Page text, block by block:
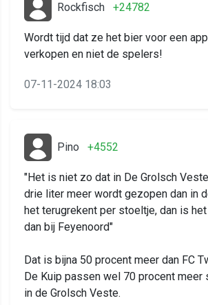
Rockfisch +24782
Wordt tijd dat ze het bier voor een
verkopen en niet de spelers!
07-11-2024 18:03
Pino +4552
"Het is niet zo dat in De Grolsch
drie liter meer wordt gezopen dan in
het terugrekent per stoeltje, dan is
dan bij Feyenoord"
Dat is bijna 50 procent meer dan FC
De Kuip passen wel 70 procent meer
in de Grolsch Veste.